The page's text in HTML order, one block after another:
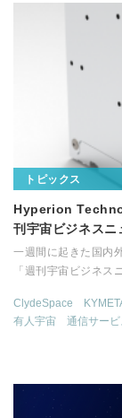
トピックス
Hyperion
刊宇宙ビジネスニ
一週間に起きた国内
「週刊宇宙ビジネス
ClydeSpace
有人宇宙
通信サービ